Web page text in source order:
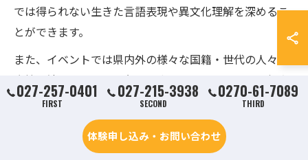
では得られない生きた言語表現や異文化理解を深めるこ
とができます。
また、イベントでは県内外の様々な国籍・世代の人々と
直接交流できるため、友人やネットワーク作りにも役立
ちます。例えば、留学生との交流会や多文化共生をテー
マにしたワークショップなど、実践的な学びの機会が豊
027-257-0401
FIRST
027-215-3938
SECOND
0270-61-7089
THIRD
体験申し込み・お問い合わせ